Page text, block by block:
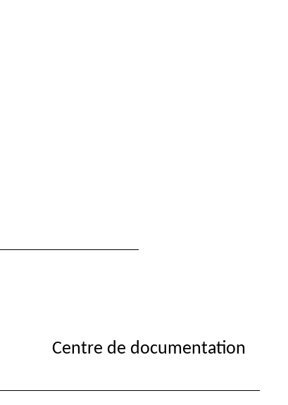
Centre de documentation